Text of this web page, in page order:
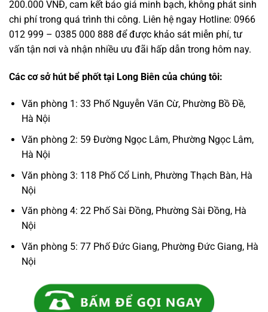
200.000 VNĐ, cam kết báo giá minh bạch, không phát sinh
chi phí trong quá trình thi công. Liên hệ ngay Hotline: 0966
012 999 – 0385 000 888 để được khảo sát miễn phí, tư
vấn tận nơi và nhận nhiều ưu đãi hấp dẫn trong hôm nay.
Các cơ sở hút bể phốt tại Long Biên của chúng tôi:
Văn phòng 1: 33 Phố Nguyễn Văn Cừ, Phường Bồ Đề,
Hà Nội
Văn phòng 2: 59 Đường Ngọc Lâm, Phường Ngọc Lâm,
Hà Nội
Văn phòng 3: 118 Phố Cổ Linh, Phường Thạch Bàn, Hà
Nội
Văn phòng 4: 22 Phố Sài Đồng, Phường Sài Đồng, Hà
Nội
Văn phòng 5: 77 Phố Đức Giang, Phường Đức Giang, Hà
Nội